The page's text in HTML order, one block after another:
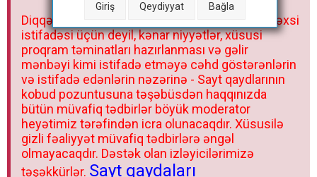
Giriş Qeydiyyat Bağla
Diqqət: Saytdan və təmin etdiyi resurslardan şəxsi
istifadəsi üçün deyil, kənar niyyətlər, xüsusi
proqram təminatları hazırlanması və gəlir
mənbəyi kimi istifadə etməyə cəhd göstərənlərin
və istifadə edənlərin nəzərinə - Sayt qaydlarının
kobud pozuntusuna təşəbüsdən haqqınızda
bütün müvafiq tədbirlər böyük moderator
heyətimiz tərəfindən icra olunacaqdır. Xüsusilə
gizli fəaliyyət müvafiq tədbirlərə əngəl
olmayacaqdır. Dəstək olan izləyicilərimizə
təşəkkürlər. Sayt qaydaları